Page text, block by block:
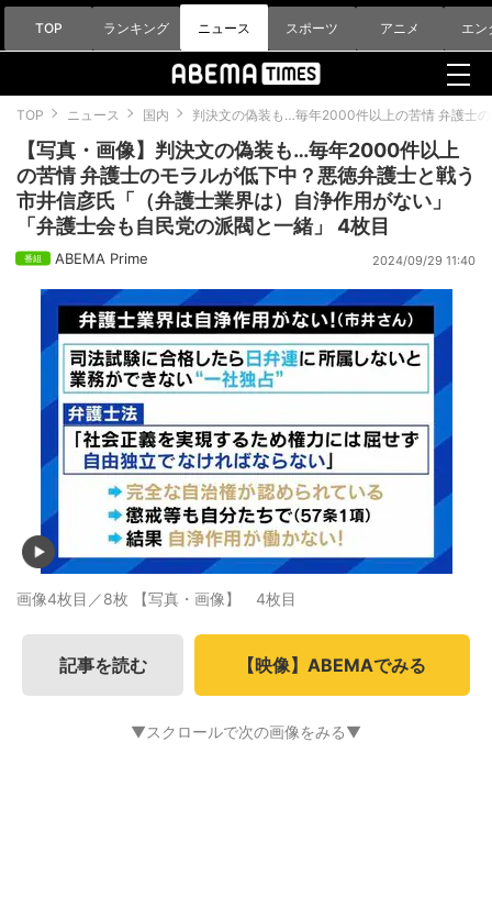
TOP ランキング ニュース スポーツ アニメ エン
TOP ニュース 国内 判決文の偽装も…毎年2000件以上の苦情 弁護士
【写真・画像】判決文の偽装も…毎年2000件以上
の苦情 弁護士のモラルが低下中？悪徳弁護士と戦う
市井信彦氏「（弁護士業界は）自浄作用がない」
「弁護士会も自民党の派閥と一緒」 4枚目
ABEMA Prime 2024/09/29 11:40
画像4枚目／8枚 【写真・画像】 4枚目
記事を読む 【映像】ABEMAでみる
▼スクロールで次の画像をみる▼